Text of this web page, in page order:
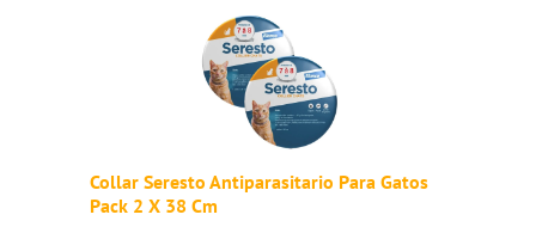
Collar Seresto Antiparasitario Para Gatos
Pack 2 X 38 Cm